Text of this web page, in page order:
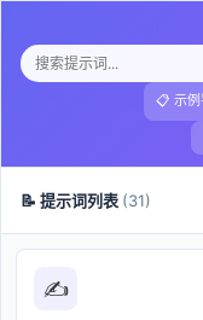
GPT
GPT提示词✨
📋 示
📝 提示词列表 (31)
✍️
常用GPT提示词工
核心功能